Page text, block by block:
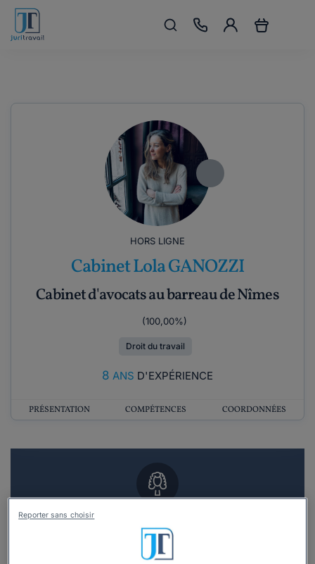
HORS LIGNE
Cabinet Lola GANOZZI
Cabinet d'avocats au barreau de Nîmes
(100,00%)
Droit du travail
8 ANS D'EXPÉRIENCE
PRÉSENTATION COMPÉTENCES COORDONNÉES
Vous souhaitez un RDV en cabinet avec un
avocat ?
Reporter sans choisir